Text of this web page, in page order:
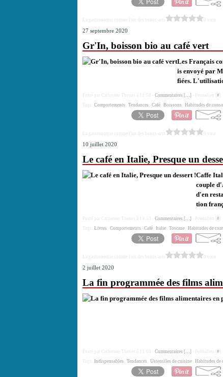
La gastronomie comme l'un des beaux-arts
27 septembre 2020
Gr'In, boisson bio au café vert
Les Français
is envoyé par
fiées.
Posté par Catherine Thenes à 11:58 - Commentaires […] - Permalien [ #
Comportements Tendances Café Boissons Habitudes de
La gastronomie comme l'un des beaux-arts
10 juillet 2020
Le café en Italie, Presque un
Caffe
couple
d'en
tion
Posté par Catherine Thenes à 14:53 - Commentaires […] - Permalien [ #
Livres Comportements Café Italie Toscane Habitudes de
La gastronomie comme l'un des beaux-arts
2 juillet 2020
La fin programmée des films
Posté par Catherine Thenes à 11:08 - Commentaires […] - Permalien [ #
Indispensables Tendances Ustensiles de cuisine Habitudes de